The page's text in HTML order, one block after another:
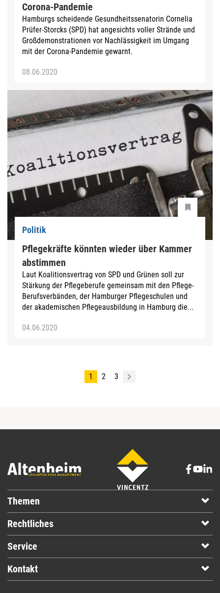
Corona-Pandemie
Hamburgs scheidende Gesundheitssenatorin Cornelia
Prüfer-Storcks (SPD) hat angesichts voller Strände und
Großdemonstrationen vor Nachlässigkeit im Umgang
mit der Corona-Pandemie gewarnt.
08.06.2020
Politik
Pflegekräfte könnten wieder über Kammer
abstimmen
Laut Koalitionsvertrag von SPD und Grünen soll zur
Stärkung der Pflegeberufe gemeinsam mit den Pflege-
Berufsverbänden, der Hamburger Pflegeschulen und
der akademischen Pflegeausbildung in Hamburg die...
04.06.2020
1 2 3
Themen
Rechtliches
Service
Kontakt